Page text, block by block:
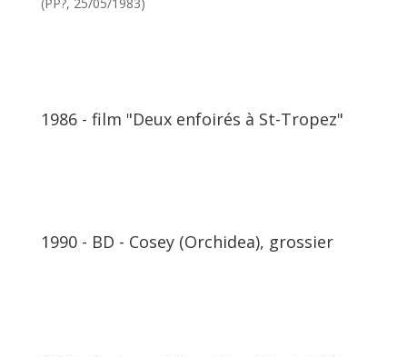
1986 - film "Deux enfoirés à St-Tropez"
1990 - BD - Cosey (Orchidea), grossier